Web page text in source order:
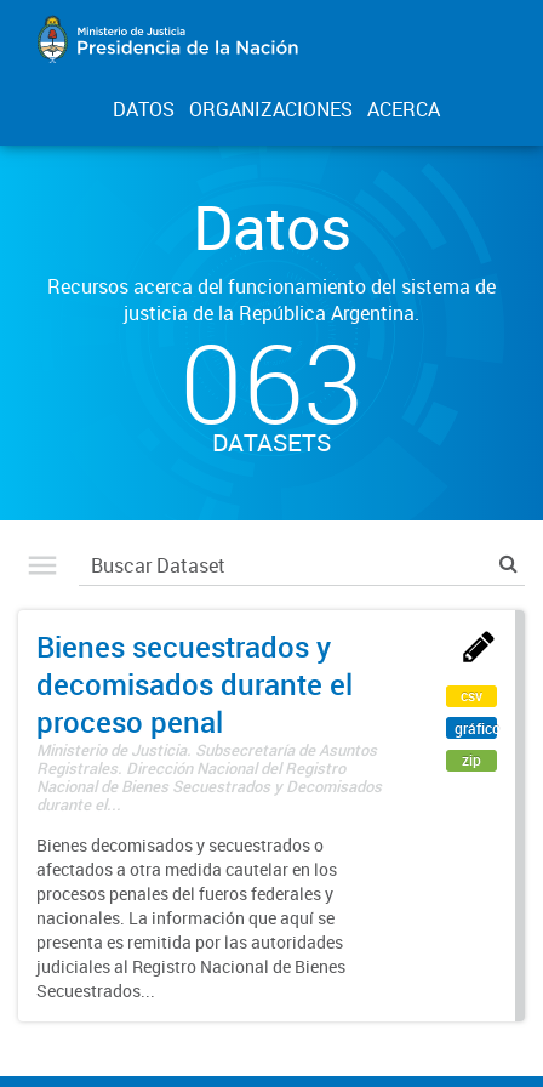
DATOS ORGANIZACIONES ACERCA
Datos
Recursos acerca del funcionamiento del sistema de
justicia de la República Argentina.
063
DATASETS
Bienes secuestrados y
decomisados durante el
proceso penal
Ministerio de Justicia. Subsecretaría de Asuntos
Registrales. Dirección Nacional del Registro
Nacional de Bienes Secuestrados y Decomisados
durante el...
Bienes decomisados y secuestrados o
afectados a otra medida cautelar en los
procesos penales del fueros federales y
nacionales. La información que aquí se
presenta es remitida por las autoridades
judiciales al Registro Nacional de Bienes
Secuestrados...
csv
gráfico
zip